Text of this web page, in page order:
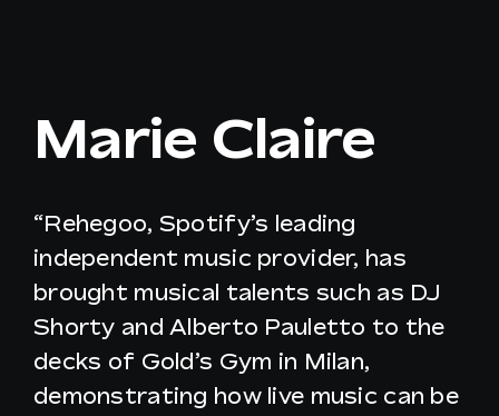
Marie Claire
“Rehegoo, Spotify’s leading
independent music provider, has
brought musical talents such as DJ
Shorty and Alberto Pauletto to the
decks of Gold’s Gym in Milan,
demonstrating how live music can be